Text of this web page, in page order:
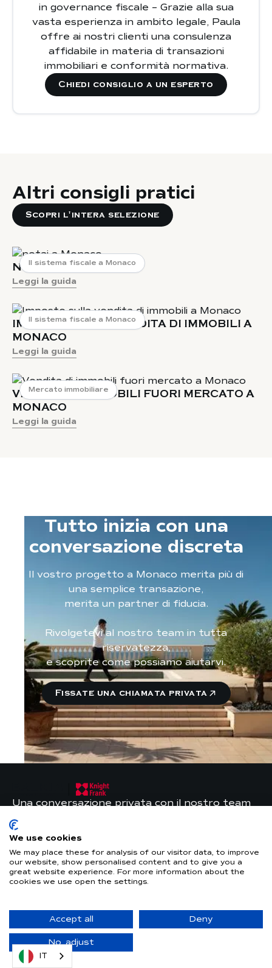
paese di residenza del proprietario
consulente fiscale
internazionale
in governance fiscale – Grazie alla sua
vasta esperienza in ambito legale, Paula
offre ai nostri clienti una consulenza
affidabile in materia di transazioni
immobiliari e conformità normativa.
Chiedi consiglio a un esperto
Altri consigli pratici
Scopri l'intera selezione
Il sistema fiscale a Monaco
NOTAI A MONACO
Leggi la guida
Il sistema fiscale a Monaco
IMPOSTE SULLA VENDITA DI IMMOBILI A
MONACO
Leggi la guida
Mercato immobiliare
VENDITA DI IMMOBILI FUORI MERCATO A
MONACO
Leggi la guida
Tutto inizia con una
conversazione discreta
Il vostro progetto a Monaco merita più di
una semplice transazione,
merita un partner di fiducia.
Rivolgetevi al nostro team in tutta
riservatezza,
e scoprite come possiamo aiutarvi.
Fissate una chiamata privata
Una conversazione privata con il nostro team
è il primo passo per definire il vostro progetto
a Monaco in tutta sicurezza.
ai vostri tempi.
Immobili
Contatti
Note legali
Informativa sulla privacy
IT
We use cookies
We may place these for analysis of our visitor data, to improve
our website, show personalised content and to give you a
great website experience. For more information about the
cookies we use open the settings.
Accept all Deny
No, adjust